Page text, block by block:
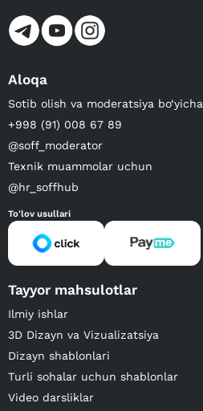
Aloqa
Sotib olish va moderatsiya bo‘yicha
+998 (91) 008 67 89
@soff_moderator
Texnik muammolar uchun
@hr_soffhub
To'lov usullari
Tayyor mahsulotlar
Ilmiy ishlar
3D Dizayn va Vizualizatsiya
Dizayn shablonlari
Turli sohalar uchun shablonlar
Video darsliklar